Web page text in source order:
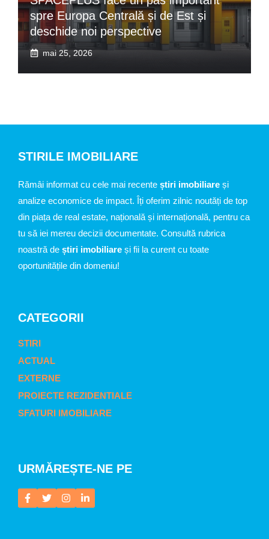
spre Europa Centrală și de Est și
deschide noi perspective
mai 25, 2026
STIRILE IMOBILIARE
Rămâi informat cu cele mai recente știri imobiliare și
analize economice de impact. Îți oferim zilnic noutăți de top
din piața de real estate, națională și internațională, pentru ca
tu să iei mereu decizii documentate. Consultă rubrica
noastră de știri imobiliare și fii la curent cu toate
oportunitățile din domeniu!
CATEGORII
STIRI
ACTUAL
EXTERNE
PROIECTE REZIDENTIALE
SFATURI IMOBILIARE
URMĂREȘTE-NE PE